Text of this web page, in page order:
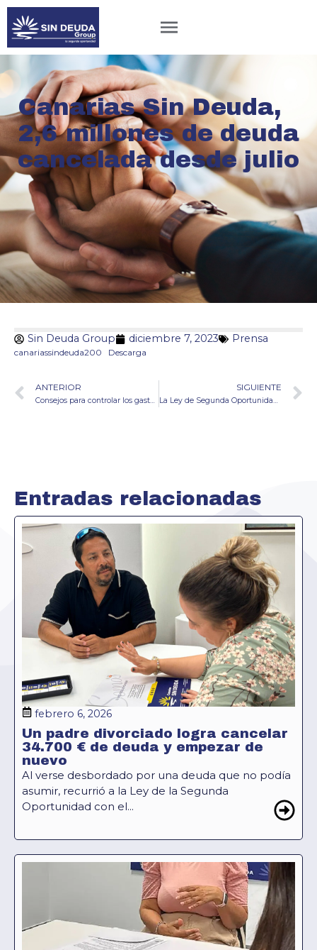
Canarias Sin Deuda,
2,6 millones de deuda
cancelada desde julio
Sin Deuda Group diciembre 7, 2023 Prensa
canariassindeuda200 Descarga
ANTERIOR
Consejos para controlar los gastos navideños este año
SIGUIENTE
La Ley de Segunda Oportunidad cancela en La Palma una deuda de 43.300 euros
Entradas relacionadas
febrero 6, 2026
Un padre divorciado logra cancelar
34.700 € de deuda y empezar de
nuevo
Al verse desbordado por una deuda que no podía
asumir, recurrió a la Ley de la Segunda
Oportunidad con el...